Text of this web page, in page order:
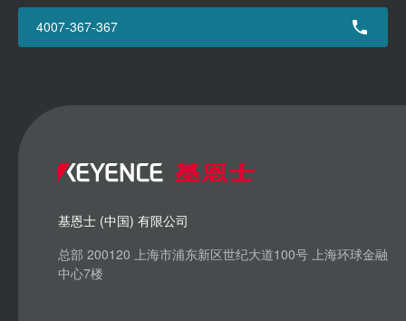
4007-367-367
基恩士 (中国) 有限公司
总部 200120 上海市浦东新区世纪大道100号 上海环球金融
中心7楼